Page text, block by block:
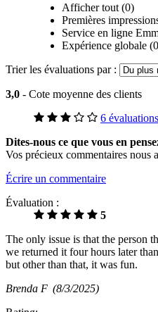
Afficher tout (0)
Premières
Service en ligne
Expérience globale
Trier les évaluations par :
3,0 - Cote moyenne des clients
6 évaluations
Dites-nous ce que vous en
Vos précieux commentaires nous
Écrire un commentaire
Évaluation :
5
The only issue is that the person
we returned it four hours later
but other than that, it was fun.
Brenda F (8/3/2025)